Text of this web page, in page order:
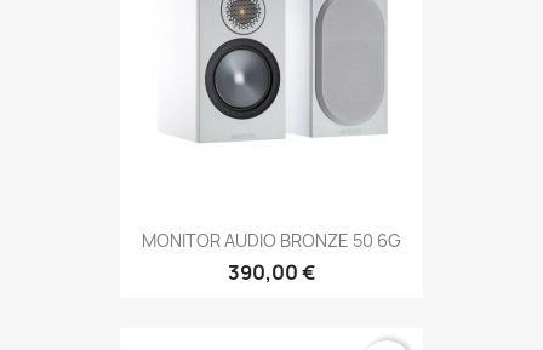
MONITOR AUDIO BRONZE 50 6G
390,00 €